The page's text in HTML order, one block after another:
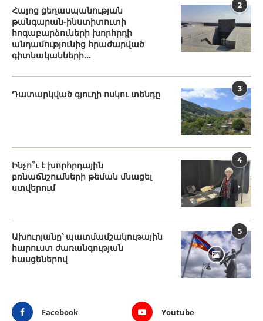
2
Հայոց ցեղասպանության
թանգարան-ինստիտուտի
հոգաբարձուների խորհրդի
անդամությունից հրաժարված
գիտնականների...
3
Դատարկված գյուղի ոսկու տենդը
4
Ինչո՞ւ է խորհրդային
բռնաճնշումների թեման մնացել
ստվերում
5
Ախուրյանը՝ պատմամշակութային
հարուստ ժառանգության
հասցեներով
Facebook Youtube